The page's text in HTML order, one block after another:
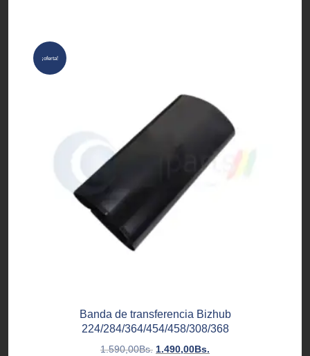
¡oferta!
Banda de transferencia Bizhub
224/284/364/454/458/308/368
1.590,00Bs. El
1.490,00 Bs.